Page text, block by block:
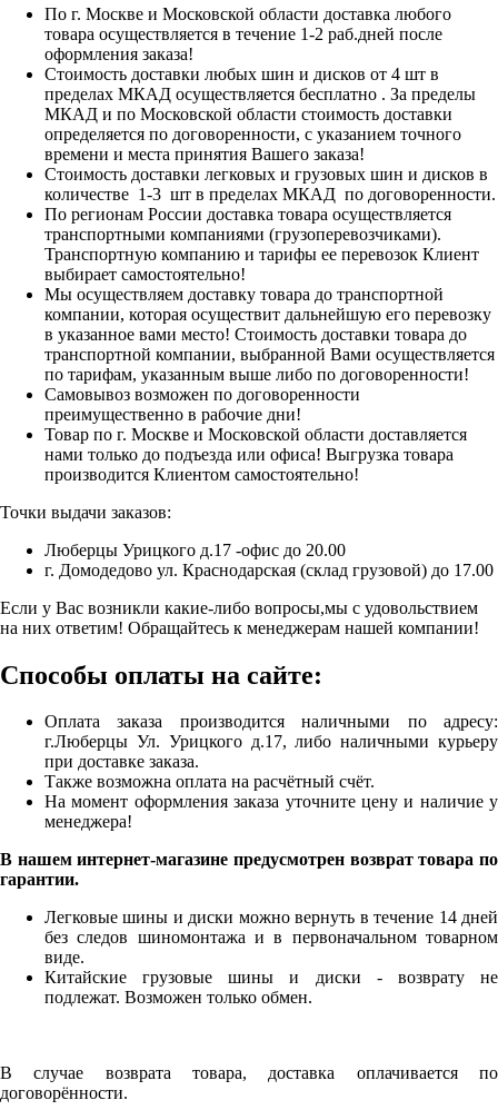
По г. Москве и Московской области доставка любого
товара осуществляется в течение 1-2 раб.дней после
оформления заказа!
Стоимость доставки любых шин и дисков от 4 шт в
пределах МКАД осуществляется бесплатно . За пределы
МКАД и по Московской области стоимость доставки
определяется по договоренности, с указанием точного
времени и места принятия Вашего заказа!
Стоимость доставки легковых и грузовых шин и дисков в
количестве 1-3 шт в пределах МКАД по договоренности.
По регионам России доставка товара осуществляется
транспортными компаниями (грузоперевозчиками).
Транспортную компанию и тарифы ее перевозок Клиент
выбирает самостоятельно!
Мы осуществляем доставку товара до транспортной
компании, которая осуществит дальнейшую его перевозку
в указанное вами место! Стоимость доставки товара до
транспортной компании, выбранной Вами осуществляется
по тарифам, указанным выше либо по договоренности!
Самовывоз возможен по договоренности
преимущественно в рабочие дни!
Товар по г. Москве и Московской области доставляется
нами только до подъезда или офиса! Выгрузка товара
производится Клиентом самостоятельно!
Точки выдачи заказов:
Люберцы Урицкого д.17 -офис до 20.00
г. Домодедово ул. Краснодарская (склад грузовой) до 17.00
Если у Вас возникли какие-либо вопросы,мы с удовольствием
на них ответим! Обращайтесь к менеджерам нашей компании!
Способы оплаты на сайте:
Оплата заказа производится наличными по адресу:
г.Люберцы Ул. Урицкого д.17, либо наличными курьеру
при доставке заказа.
Также возможна оплата на расчётный счёт.
На момент оформления заказа уточните цену и наличие у
менеджера!
В нашем интернет-магазине предусмотрен возврат товара по
гарантии.
Легковые шины и диски можно вернуть в течение 14 дней
без следов шиномонтажа и в первоначальном товарном
виде.
Китайские грузовые шины и диски - возврату не
подлежат. Возможен только обмен.
В случае возврата товара, доставка оплачивается по
договорённости.